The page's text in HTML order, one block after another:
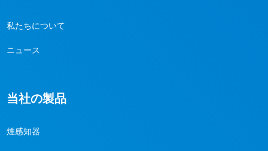
私たちについて
ニュース
当社の製品
煙感知器